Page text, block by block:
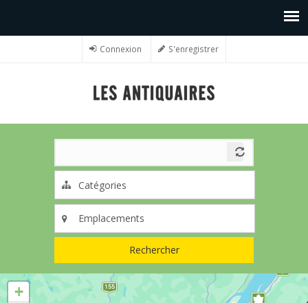
Connexion S'enregistrer
Rechercher
+